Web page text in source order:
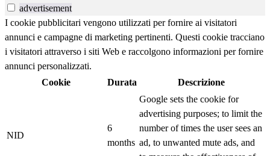
advertisement
I cookie pubblicitari vengono utilizzati per fornire ai visitatori
annunci e campagne di marketing pertinenti. Questi cookie tracciano
i visitatori attraverso i siti Web e raccolgono informazioni per fornire
annunci personalizzati.
Cookie
Durata Descrizione
NID
6
months
Google sets the cookie for
advertising purposes; to limit the
number of times the user sees an
ad, to unwanted mute ads, and